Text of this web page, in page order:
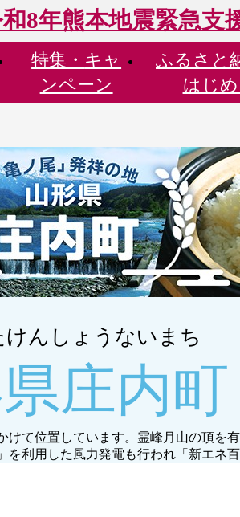
和8年熊本地震緊急支
特集・ キャ
ンペーン
ふるさと
はじ
んしょうないまち
庄内町
て位置しています。霊峰月山の頂を
利用した風力発電も行われ「新エネ